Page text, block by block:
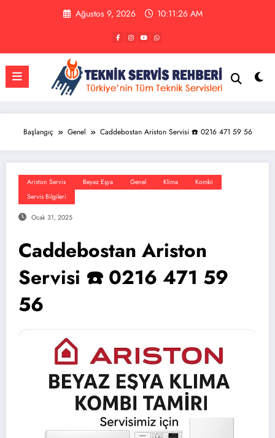
Ağustos 9, 2026 10:11:26 AM
Başlangıç Genel Caddebostan Ariston Servisi ☎️ 0216 471 59 56
Ariston Servis Beyaz Eşya Genel Klima
Kombi
Servis Bilgileri
Ocak 31, 2025
Caddebostan Ariston
Servisi ☎️ 0216 471 59
56